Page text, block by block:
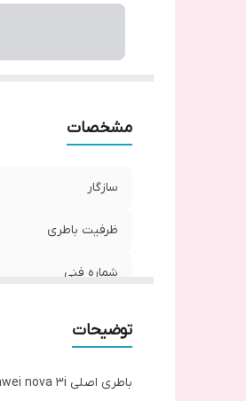
مشخصات
سازگار
ظرفیت باطری
شماره فنی
توضیحات
باطری اصلی Huawei nova 3i مدل HB356687ECW